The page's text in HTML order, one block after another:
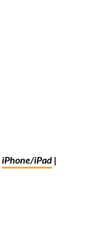
iPhone/iPad |